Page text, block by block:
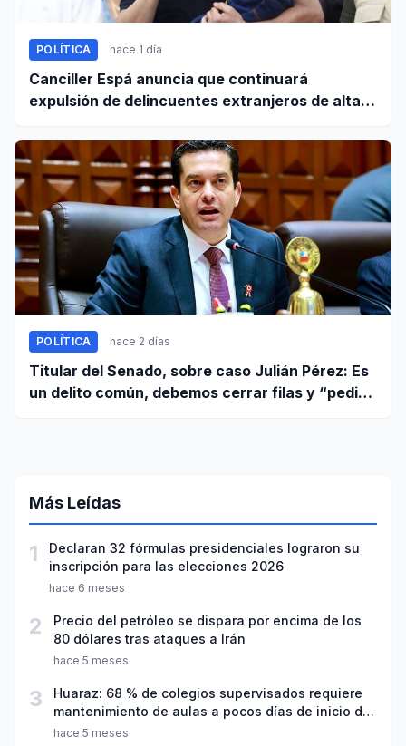
POLÍTICA hace 1 día
Canciller Espá anuncia que continuará
expulsión de delincuentes extranjeros de alta
POLÍTICA hace 2 días
Titular del Senado, sobre caso Julián Pérez: Es
un delito común, debemos cerrar filas y “pedir
Más Leídas
1
Declaran 32 fórmulas presidenciales lograron su
inscripción para las elecciones 2026
hace 6 meses
2
Precio del petróleo se dispara por encima de los
80 dólares tras ataques a Irán
hace 5 meses
3
Huaraz: 68 % de colegios supervisados requiere
mantenimiento de aulas a pocos días de inicio del
año escolar 2026
hace 5 meses